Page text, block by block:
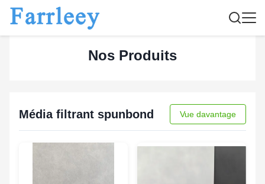
Nos Produits
Média filtrant spunbond Vue davantage